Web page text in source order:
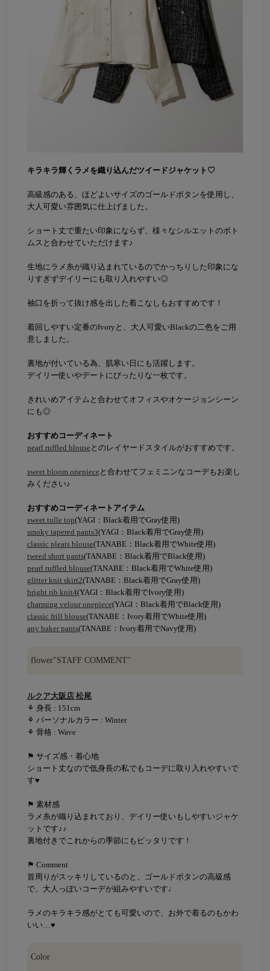
キラキラ輝くラメを織り込んだツイードジャケット♡
高級感のある、ほどよいサイズのゴールドボタンを使用し、
大人可愛い雰囲気に仕上げました。
ショート丈で重たい印象にならず、様々なシルエットのボト
ムスと合わせていただけます♪
生地にラメ糸が織り込まれているのでかっちりした印象にな
りすぎずデイリーにも取り入れやすい◎
袖口を折って抜け感を出した着こなしもおすすめです！
着回しやすい定番のIvoryと、大人可愛いBlackの二色をご用
意しました。
裏地が付いている為、肌寒い日にも活躍します。
デイリー使いやデートにぴったりな一枚です。
きれいめアイテムと合わせてオフィスやオケージョンシーン
にも◎
おすすめコーディネート
pearl ruffled blouse とのレイヤードスタイルがおすすめです。
sweet bloom onepiece と合わせてフェミニンなコーデもお楽し
みください♪
おすすめコーディネートアイテム
sweet tulle top(YAGI：Black着用でGray使用)
smoky tapered pants3(YAGI：Black着用でGray使用)
classic pleats blouse(TANABE：Black着用でWhite使用)
tweed short pants(TANABE：Black着用でBlack使用)
pearl ruffled blouse(TANABE：Black着用でWhite使用)
glitter knit skirt2(TANABE：Black着用でGray使用)
bright rib knit4(YAGI：Black着用でIvory使用)
charming velour onepiece(YAGI：Black着用でBlack使用)
classic frill blouse(TANABE：Ivory着用でWhite使用)
any baker pants(TANABE：Ivory着用でNavy使用)
flower"STAFF COMMENT"
ルクア大阪店 松尾
⚘ 身長 : 151cm
⚘ パーソナルカラー : Winter
⚘ 骨格 : Wave
⚑ サイズ感・着心地
ショート丈なので低身長の私でもコーデに取り入れやすいで
す♥
⚑ 素材感
ラメ糸が織り込まれており、デイリー使いもしやすいジャケ
ットです♪♪
裏地付きでこれからの季節にもピッタリです！
⚑ Comment
首周りがスッキリしているのと、ゴールドボタンの高級感
で、大人っぽいコーデが組みやすいです♩
ラメのキラキラ感がとても可愛いので、お外で着るのもかわ
いい…♥
Color